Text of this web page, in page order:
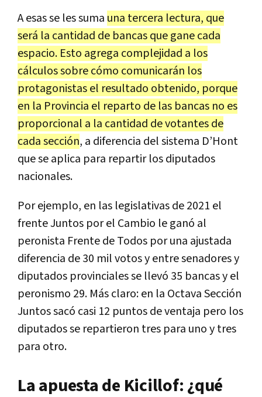
A esas se les suma una tercera lectura, que
será la cantidad de bancas que gane cada
espacio. Esto agrega complejidad a los
cálculos sobre cómo comunicarán los
protagonistas el resultado obtenido, porque
en la Provincia el reparto de las bancas no es
proporcional a la cantidad de votantes de
cada sección, a diferencia del sistema D’Hont
que se aplica para repartir los diputados
nacionales.
Por ejemplo, en las legislativas de 2021 el
frente Juntos por el Cambio le ganó al
peronista Frente de Todos por una ajustada
diferencia de 30 mil votos y entre senadores y
diputados provinciales se llevó 35 bancas y el
peronismo 29. Más claro: en la Octava Sección
Juntos sacó casi 12 puntos de ventaja pero los
diputados se repartieron tres para uno y tres
para otro.
La apuesta de Kicillof: ¿qué